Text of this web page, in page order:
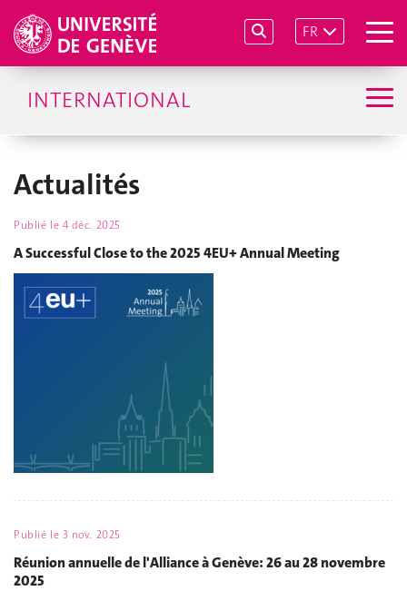
FR
INTERNATIONAL
Actualités
Publié le 4 déc. 2025
A Successful Close to the 2025 4EU+ Annual Meeting
Publié le 3 nov. 2025
Réunion annuelle de l'Alliance à Genève: 26 au 28 novembre
2025